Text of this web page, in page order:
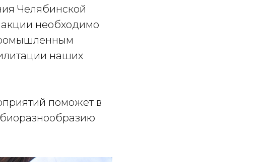
Челябинской
акции необходимо
наших
поможет в